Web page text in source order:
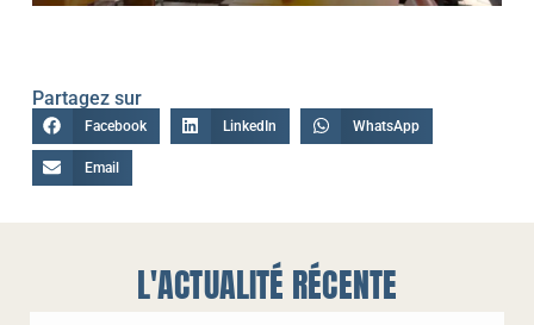
Partagez sur
Facebook LinkedIn WhatsApp
Email
L'ACTUALITÉ RÉCENTE